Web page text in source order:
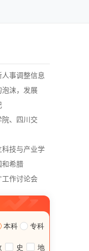
事调整信息
泡沫，发展
、四川交
技与产业学
和希腊
工作讨论会